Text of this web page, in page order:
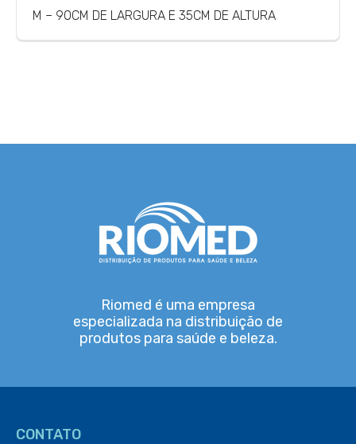
M – 90CM DE LARGURA E 35CM DE ALTURA
Riomed é uma empresa
especializada na distribuição de
produtos para saúde e beleza.
CONTATO